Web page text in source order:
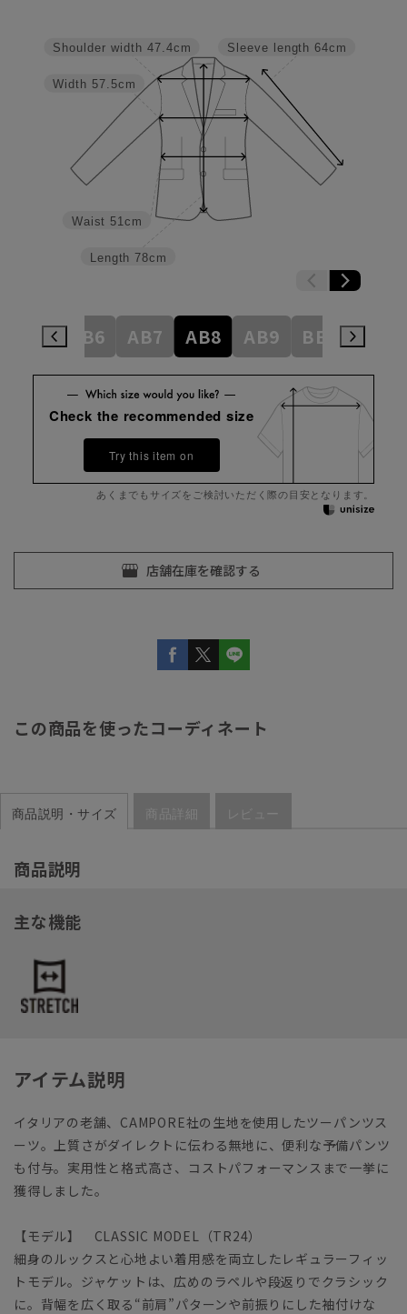
Sleeve length 64cm
Length 78cm
Waist 51cm
Width 57.5cm
Shoulder width 47.4cm
AB6 AB7 AB8 AB9 BE3
Check the recommended size
Try this item on
あくまでもサイズをご検討いただく際の目安となります。
この商品を使ったコーディネート
商品説明・サイズ 商品詳細 レビュー
商品説明
主な機能
アイテム説明
イタリアの老舗、CAMPORE社の生地を使用したツーパンツス
ーツ。上質さがダイレクトに伝わる無地に、便利な予備パンツ
も付与。実用性と格式高さ、コストパフォーマンスまで一挙に
獲得しました。
【モデル】 CLASSIC MODEL（TR24）
細身のルックスと心地よい着用感を両立したレギュラーフィッ
トモデル。ジャケットは、広めのラペルや段返りでクラシック
に。背幅を広く取る“前肩”パターンや前振りにした袖付けな